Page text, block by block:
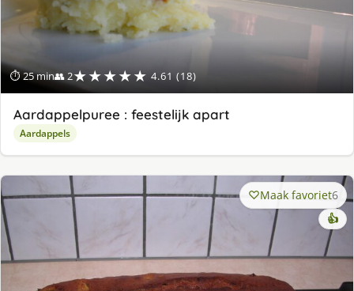
⏱ 25 min👥 2★★★★★ 4.61 (18)
Aardappelpuree : feestelijk apart
Aardappels
Maak favoriet6
👍